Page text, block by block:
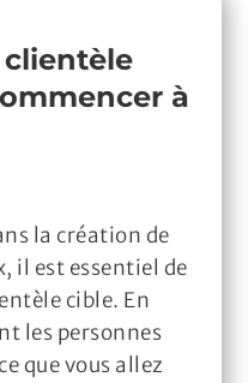
clientèle
à
la création de
il est essentiel de
cible. En
les personnes
que vous allez